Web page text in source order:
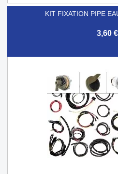
KIT FIXATION PIPE
3,60 €